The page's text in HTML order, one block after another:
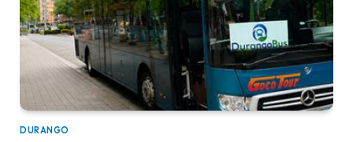
DURANGO